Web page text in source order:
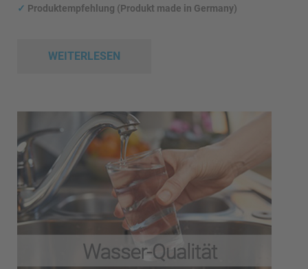
✓ Produktempfehlung (Produkt made in Germany)
WEITERLESEN